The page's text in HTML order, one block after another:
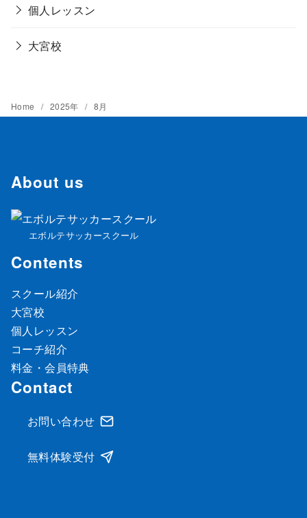
個人レッスン
大宮校
Home 2025年 8月
About us
エボルテサッカースクール
Contents
スクール紹介
大宮校
個人レッスン
コーチ紹介
料金・会員特典
Contact
お問い合わせ
無料体験受付